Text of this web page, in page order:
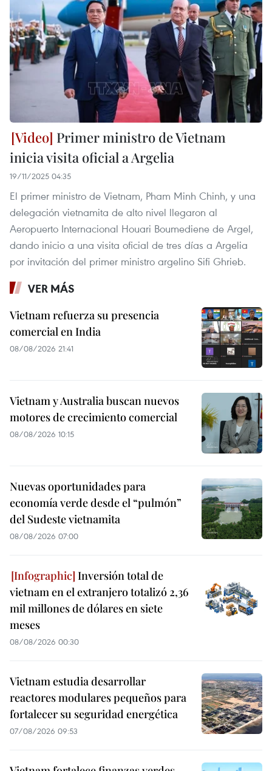
Primer ministro de Vietnam
inicia visita oficial a Argelia
19/11/2025 04:35
El primer ministro de Vietnam, Pham Minh Chinh, y una
delegación vietnamita de alto nivel llegaron al
Aeropuerto Internacional Houari Boumediene de Argel,
dando inicio a una visita oficial de tres días a Argelia
por invitación del primer ministro argelino Sifi Ghrieb.
VER MÁS
Vietnam refuerza su presencia
comercial en India
08/08/2026 21:41
Vietnam y Australia buscan nuevos
motores de crecimiento comercial
08/08/2026 10:15
Nuevas oportunidades para
economía verde desde el “pulmón”
del Sudeste vietnamita
08/08/2026 07:00
Inversión total de
vietnam en el extranjero totalizó 2,36
mil millones de dólares en siete
meses
08/08/2026 00:30
Vietnam estudia desarrollar
reactores modulares pequeños para
fortalecer su seguridad energética
07/08/2026 09:53